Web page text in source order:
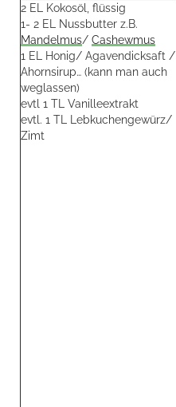
2 EL Kokosöl, flüssig
1- 2 EL Nussbutter z.B.
Mandelmus/ Cashewmus
1 EL Honig/ Agavendicksaft /
Ahornsirup… (kann man auch
weglassen)
evtl 1 TL Vanilleextrakt
evtl. 1 TL Lebkuchengewürz/
Zimt